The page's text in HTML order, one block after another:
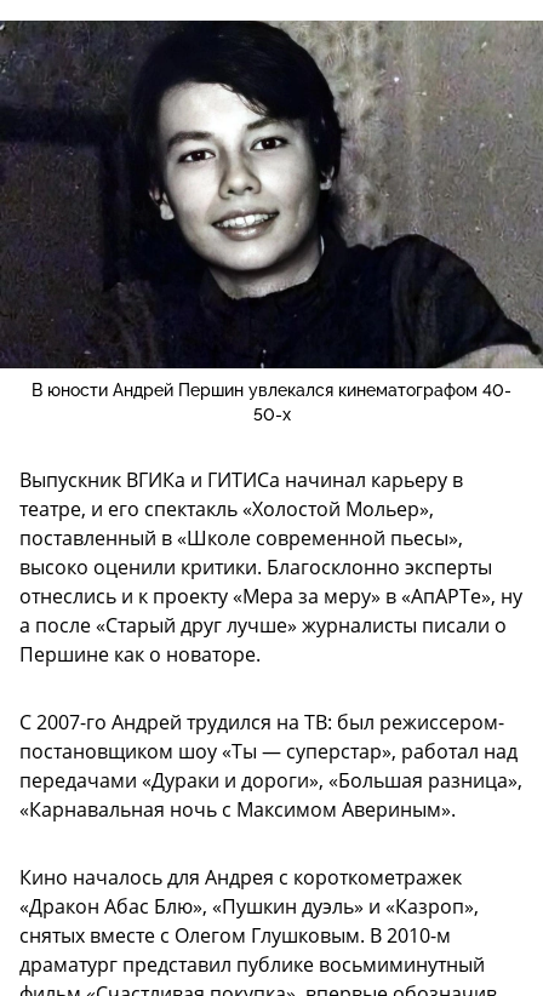
В юности Андрей Першин увлекался кинематографом 40-
50-х
Выпускник ВГИКа и ГИТИСа начинал карьеру в
театре, и его спектакль «Холостой Мольер»,
поставленный в «Школе современной пьесы»,
высоко оценили критики. Благосклонно эксперты
отнеслись и к проекту «Мера за меру» в «АпАРТе», ну
а после «Старый друг лучше» журналисты писали о
Першине как о новаторе.
С 2007-го Андрей трудился на ТВ: был режиссером-
постановщиком шоу «Ты — суперстар», работал над
передачами «Дураки и дороги», «Большая разница»,
«Карнавальная ночь с Максимом Авериным».
Кино началось для Андрея с короткометражек
«Дракон Абас Блю», «Пушкин дуэль» и «Казроп»,
снятых вместе с Олегом Глушковым. В 2010-м
драматург представил публике восьмиминутный